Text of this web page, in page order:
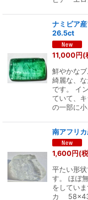
ナミビア
26.5ct
11,000円(
鮮やかな
綺麗な、
です。 イ
ていて、
の一部に
南アフリ
1,600円(
平たい形
す。 ほぼ
をしてい
カ